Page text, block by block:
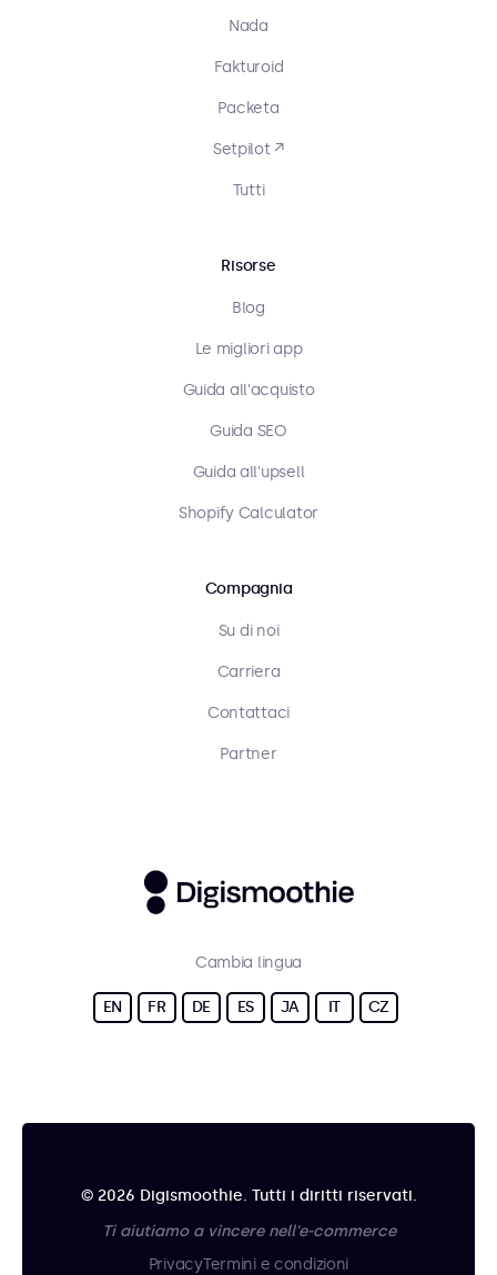
Nada
Fakturoid
Packeta
Setpilot ↗
Tutti
Risorse
Blog
Le migliori app
Guida all'acquisto
Guida SEO
Guida all'upsell
Shopify Calculator
Compagnia
Su di noi
Carriera
Contattaci
Partner
Cambia lingua
EN FR DE ES JA IT CZ
© 2026 Digismoothie. Tutti i diritti riservati.
Ti aiutiamo a vincere nell'e-commerce
PrivacyTermini e condizioni